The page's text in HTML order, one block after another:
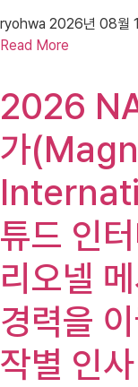
ryohwa 2026년 08월
Read More
2026
가
튜드 인
리오넬
경력을
작별 인사